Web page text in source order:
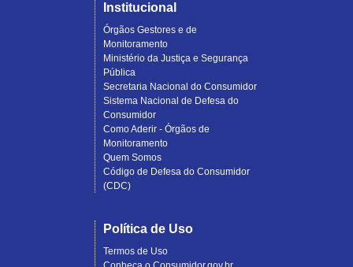
Institucional
Órgãos Gestores e de
Monitoramento
Ministério da Justiça e Segurança
Pública
Secretaria Nacional do Consumidor
Sistema Nacional de Defesa do
Consumidor
Como Aderir - Órgãos de
Monitoramento
Quem Somos
Código de Defesa do Consumidor
(CDC)
Política de Uso
Termos de Uso